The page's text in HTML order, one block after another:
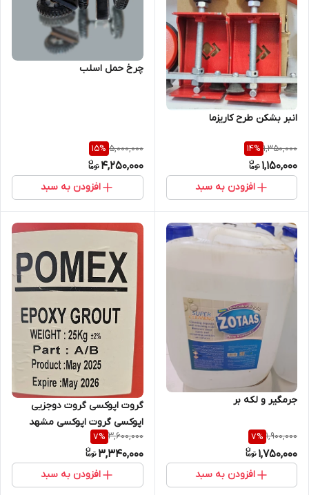
انبر بشکن طرح کاریزما
1,350,000
14%
1,150,000
افزودن به سبد
چرخ حمل اسلب
5,000,000
15%
4,250,000
افزودن به سبد
جرمگیر و لکه بر
1,900,000
7%
1,750,000
افزودن به سبد
گروت اپوکسی گروت دوجزیی
اپوکسی گروت اپوکسی مشهد
3,600,000
7%
3,340,000
افزودن به سبد